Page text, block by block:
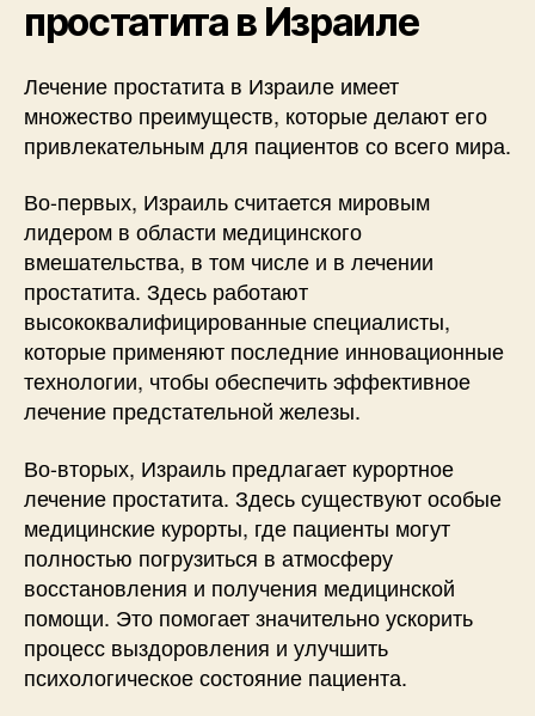
простатита в Израиле
Лечение простатита в Израиле имеет
множество преимуществ, которые делают его
привлекательным для пациентов со всего мира.
Во-первых, Израиль считается мировым
лидером в области медицинского
вмешательства, в том числе и в лечении
простатита. Здесь работают
высококвалифицированные специалисты,
которые применяют последние инновационные
технологии, чтобы обеспечить эффективное
лечение предстательной железы.
Во-вторых, Израиль предлагает курортное
лечение простатита. Здесь существуют особые
медицинские курорты, где пациенты могут
полностью погрузиться в атмосферу
восстановления и получения медицинской
помощи. Это помогает значительно ускорить
процесс выздоровления и улучшить
психологическое состояние пациента.